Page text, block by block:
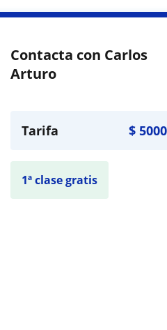
Contacta con Carlos
Arturo
Tarifa $5000
1ª clase gratis